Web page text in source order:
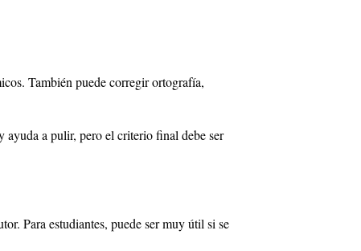
También puede corregir ortografía,
ayuda a pulir, pero el criterio final debe ser
Para estudiantes, puede ser muy útil si se